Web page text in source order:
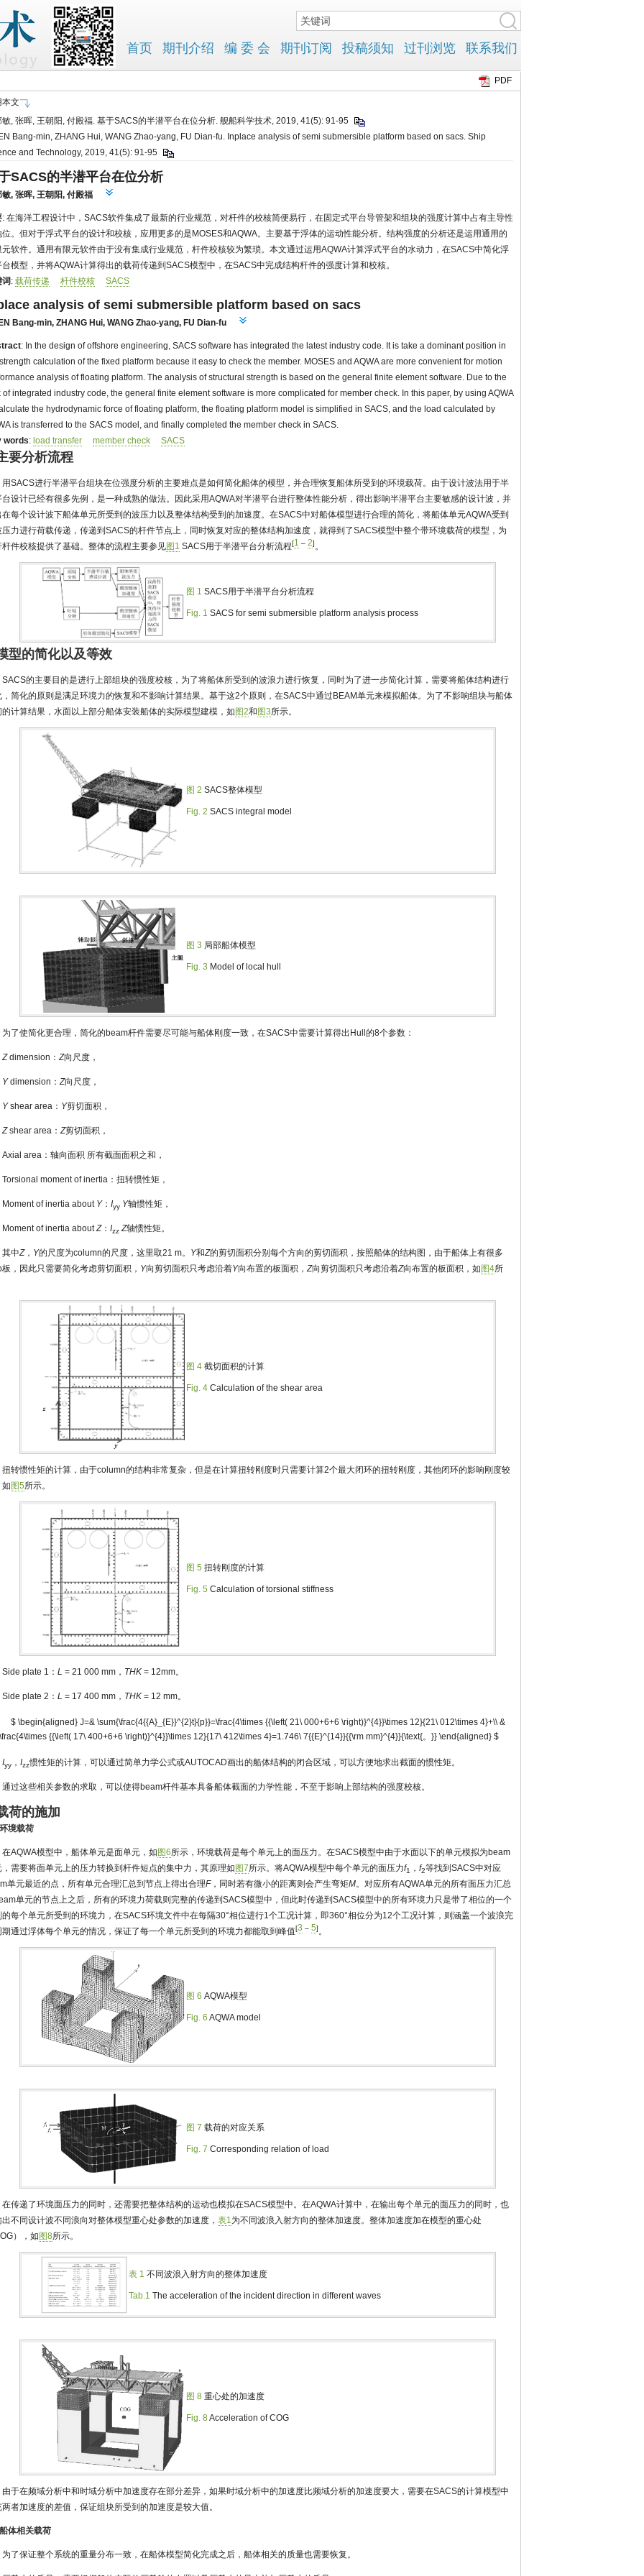
PDF
本文
敏, 张晖, 王朝阳, 付殿福. 基于SACS的半潜平台在位分析. 舰船科学技术, 2019, 41(5): 91-95
Bang-min, ZHANG Hui, WANG Zhao-yang, FU Dian-fu. Inplace analysis of semi submersible platform based on sacs. Ship
and Technology, 2019, 41(5): 91-95
SACS的半潜平台在位分析
敏, 张晖, 王朝阳, 付殿福
: 在海洋工程设计中，SACS软件集成了最新的行业规范，对杆件的校核简便易行，在固定式平台导管架和组块的强度计算中占有主导性
位。但对于浮式平台的设计和校核，应用更多的是MOSES和AQWA。主要基于浮体的运动性能分析。结构强度的分析还是运用通用的
元软件。通用有限元软件由于没有集成行业规范，杆件校核较为繁琐。本文通过运用AQWA计算浮式平台的水动力，在SACS中简化浮
台模型，并将AQWA计算得出的载荷传递到SACS模型中，在SACS中完成结构杆件的强度计算和校核。
: 载荷传递 杆件校核 SACS
analysis of semi submersible platform based on sacs
Bang-min, ZHANG Hui, WANG Zhao-yang, FU Dian-fu
: In the design of offshore engineering, SACS software has integrated the latest industry code. It is take a dominant position in
calculation of the fixed platform because it easy to check the member. MOSES and AQWA are more convenient for motion
analysis of floating platform. The analysis of structural strength is based on the general finite element software. Due to the
of integrated industry code, the general finite element software is more complicated for member check. In this paper, by using AQWA
the hydrodynamic force of floating platform, the floating platform model is simplified in SACS, and the load calculated by
is transferred to the SACS model, and finally completed the member check in SACS.
words: load transfer member check SACS
要分析流程
用SACS进行半潜平台组块在位强度分析的主要难点是如何简化船体的模型，并合理恢复船体所受到的环境载荷。由于设计波法用于半
台设计已经有很多先例，是一种成熟的做法。因此采用AQWA对半潜平台进行整体性能分析，得出影响半潜平台主要敏感的设计波，并
在每个设计波下船体单元所受到的波压力以及整体结构受到的加速度。在SACS中对船体模型进行合理的简化，将船体单元AQWA受到
压力进行荷载传递，传递到SACS的杆件节点上，同时恢复对应的整体结构加速度，就得到了SACS模型中整个带环境载荷的模型，为
杆件校核提供了基础。整体的流程主要参见图1 SACS用于半潜平台分析流程[1 – 2]。
图 1 SACS用于半潜平台分析流程
Fig. 1 SACS for semi submersible platform analysis process
型的简化以及等效
SACS的主要目的是进行上部组块的强度校核，为了将船体所受到的波浪力进行恢复，同时为了进一步简化计算，需要将船体结构进行
，简化的原则是满足环境力的恢复和不影响计算结果。基于这2个原则，在SACS中通过BEAM单元来模拟船体。为了不影响组块与船体
的计算结果，水面以上部分船体安装船体的实际模型建模，如 图2和 图3所示。
图 2 SACS整体模型
Fig. 2 SACS integral model
图 3 局部船体模型
Fig. 3 Model of local hull
为了使简化更合理，简化的beam杆件需要尽可能与船体刚度一致，在SACS中需要计算得出Hull的8个参数：
Zdimension：Z向尺度，
Ydimension：Z向尺度，
Yshear area： Y剪切面积，
Zshear area：Z剪切面积，
Axial area：轴向面积 所有截面面积之和，
Torsional moment of inertia：扭转惯性矩，
Moment of inertia about Y： Iyy Y轴惯性矩，
Moment of inertia aboutZ： Izz Z轴惯性矩。
其中Z， Y的尺度为column的尺度，这里取21 m。 Y和Z的剪切面积分别每个方向的剪切面积，按照船体的结构图，由于船体上有很多
，因此只需要简化考虑剪切面积， Y向剪切面积只考虑沿着Y向布置的板面积，Z向剪切面积只考虑沿着Z向布置的板面积，如 图4所
图 4截切面积的计算
Fig. 4Calculation of the shear area
扭转惯性矩的计算，由于column的结构非常复杂，但是在计算扭转刚度时只需要计算2个最大闭环的扭转刚度，其他闭环的影响刚度较
如 图5所示。
图 5 扭转刚度的计算
Fig. 5 Calculation of torsional stiffness
Side plate 1： L = 21 000 mm， THK = 12mm。
Side plate 2： L = 17 400 mm， THK = 12 mm。
$ \begin{aligned} J=& \sum{\frac{4{{A}_{E}}^{2}t}{p}}=\frac{4\times {{\left( 21\ 000+6+6 \right)}^{4}}\times 12}{21\ 012\times 4}+\\ &
\frac{4\times {{\left( 17\ 400+6+6 \right)}^{4}}\times 12}{17\ 412\times 4}=1.746\ 7{{E}^{14}}{{\rm mm}^{4}}{\text{。}} \end{aligned} $
Iyy ， Izz惯性矩的计算，可以通过简单力学公式或AUTOCAD画出的船体结构的闭合区域，可以方便地求出截面的惯性矩。
通过这些相关参数的求取，可以使得beam杆件基本具备船体截面的力学性能，不至于影响上部结构的强度校核。
荷的施加
境载荷
在AQWA模型中，船体单元是面单元，如 图6所示，环境载荷是每个单元上的面压力。在SACS模型中由于水面以下的单元模拟为beam
，需要将面单元上的压力转换到杆件短点的集中力，其原理如 图7所示。将AQWA模型中每个单元的面压力f1 ， f2等找到SACS中对应
单元最近的点，所有单元合理汇总到节点上得出合理F，同时若有微小的距离则会产生弯矩M。对应所有AQWA单元的所有面压力汇总
单元的节点上之后，所有的环境力荷载则完整的传递到SACS模型中，但此时传递到SACS模型中的所有环境力只是带了相位的一个
的每个单元所受到的环境力，在SACS环境文件中在每隔30°相位进行1个工况计算，即360°相位分为12个工况计算，则涵盖一个波浪完
期通过浮体每个单元的情况，保证了每一个单元所受到的环境力都能取到峰值[3 – 5]。
图 6 AQWA模型
Fig. 6 AQWA model
图 7 载荷的对应关系
Fig. 7 Corresponding relation of load
在传递了环境面压力的同时，还需要把整体结构的运动也模拟在SACS模型中。在AQWA计算中，在输出每个单元的面压力的同时，也
出不同设计波不同浪向对整体模型重心处参数的加速度， 表1为不同波浪入射方向的整体加速度。整体加速度加在模型的重心处
），如 图8所示。
表 1 不同波浪入射方向的整体加速度
Tab.1 The acceleration of the incident direction in different waves
图 8重心处的加速度
Fig. 8Acceleration of COG
由于在频域分析中和时域分析中加速度存在部分差异，如果时域分析中的加速度比频域分析的加速度要大，需要在SACS的计算模型中
两者加速度的差值，保证组块所受到的加速度是较大值。
体相关载荷
为了保证整个系统的重量分布一致，在船体模型简化完成之后，船体相关的质量也需要恢复。